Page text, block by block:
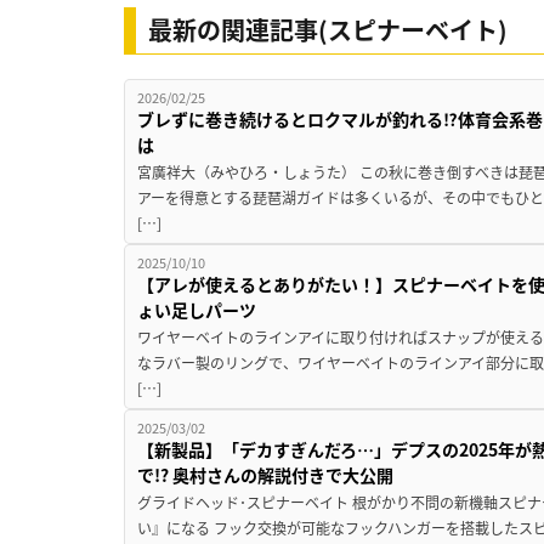
最新の関連記事(スピナーベイト)
2026/02/25
ブレずに巻き続けるとロクマルが釣れる⁉体育会系
は
宮廣祥大（みやひろ・しょうた） この秋に巻き倒すべきは
アーを得意とする琵琶湖ガイドは多くいるが、その中でもひ
[…]
2025/10/10
【アレが使えるとありがたい！】スピナーベイト
ょい足しパーツ
ワイヤーベイトのラインアイに取り付ければスナップが使え
なラバー製のリングで、ワイヤーベイトのラインアイ部分に
[…]
2025/03/02
【新製品】「デカすぎんだろ…」デプスの2025年が
で!? 奥村さんの解説付きで大公開
グライドヘッド･スピナーベイト 根がかり不問の新機軸スピ
い』になる フック交換が可能なフックハンガーを搭載した